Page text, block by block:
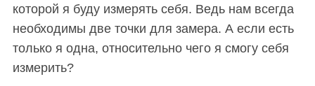
которой я буду измерять себя. Ведь нам всегда
необходимы две точки для замера. А если есть
только я одна, относительно чего я смогу себя
измерить?